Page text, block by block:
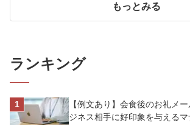
もっとみる
ランキング
【例文あり】会食後のお礼メ
ジネス相手に好印象を与えるマ